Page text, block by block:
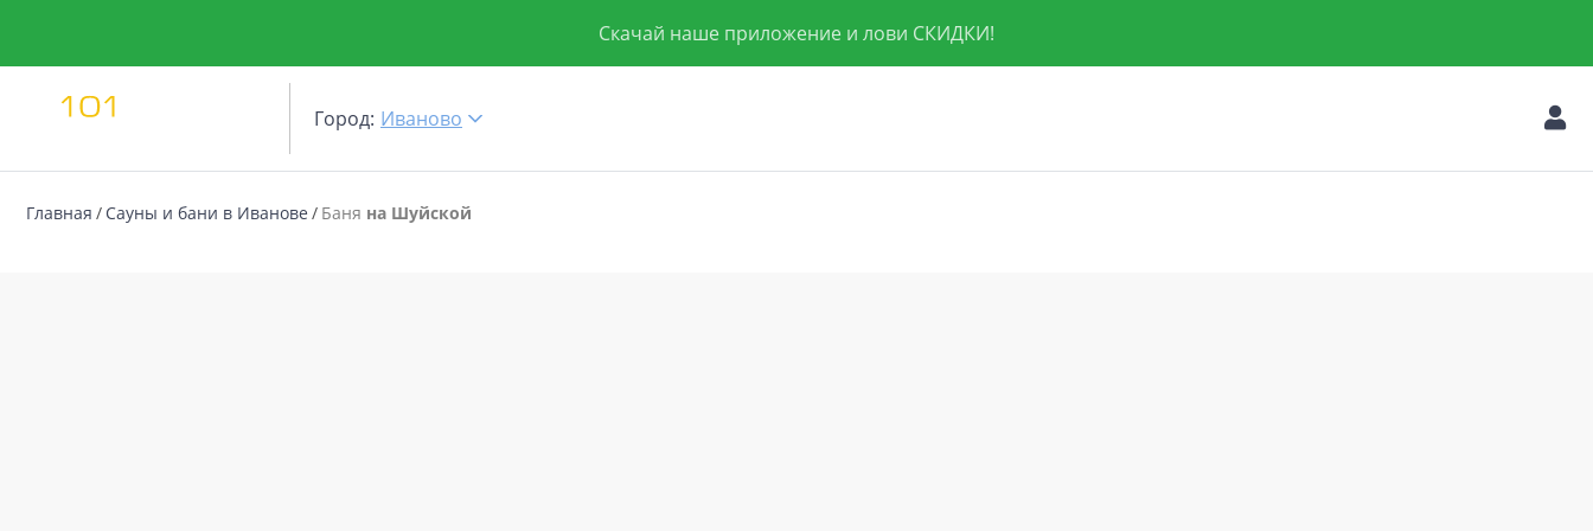
Скачай наше приложение и лови СКИДКИ!
Город: Иваново
Главная Сауны и бани в Иванове Баня на Шуйской